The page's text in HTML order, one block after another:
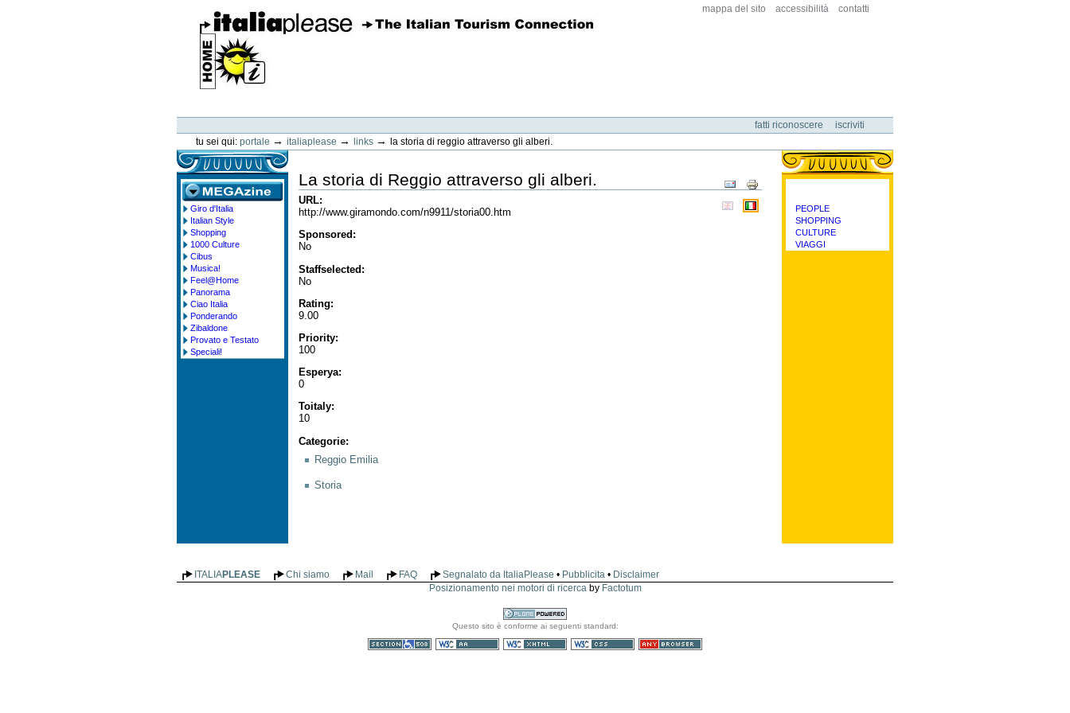
contenuti.
Spostati
navigazione
mappa del sito accessibilità contatti
personali
fatti riconoscere
iscriviti
tu sei qui: portale → italiaplease → links → la storia di reggio attraverso gli alberi.
megazine
Giro d'Italia
Italian Style
Shopping
1000 Culture
Cibus
Musica!
Feel@Home
Panorama
Ciao Italia
Ponderando
Zibaldone
Provato e Testato
Speciali!
Azioni
sul
documento
La storia di Reggio attraverso gli alberi.
URL:
http://www.giramondo.com/n9911/storia00.htm
Sponsored :
No
Staffselected:
No
Rating:
9.00
Priority:
100
Esperya:
0
Toitaly:
10
Categorie:
Reggio Emilia
Storia
categorie
PEOPLE
SHOPPING
CULTURE
VIAGGI
ITALIAPLEASE Chi siamo Mail FAQ Segnalato da ItaliaPlease • Pubblicita • Disclaimer
Posizionamento nei motori di ricerca by Factotum
Realizzato
con Plone
Questo sito è conforme ai seguenti standard: